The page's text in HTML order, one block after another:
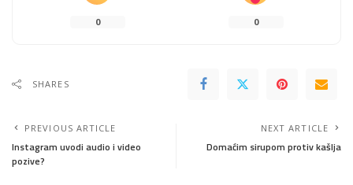
0 0
SHARES
PREVIOUS ARTICLE
Instagram uvodi audio i video
pozive?
NEXT ARTICLE
Domaćim sirupom protiv kašlja